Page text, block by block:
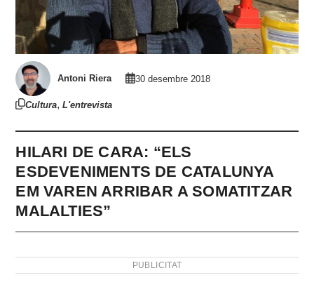
Antoni Riera 30 desembre 2018
Cultura,L'entrevista
HILARI DE CARA: “ELS
ESDEVENIMENTS DE CATALUNYA
EM VAREN ARRIBAR A SOMATITZAR
MALALTIES”
PUBLICITAT